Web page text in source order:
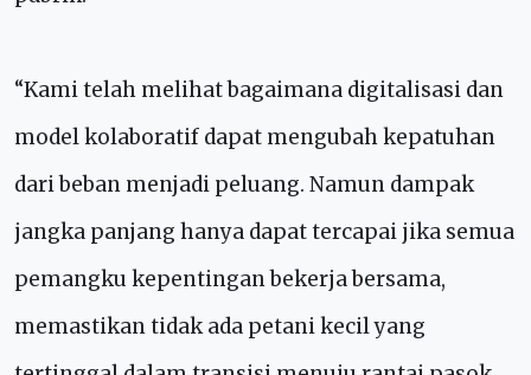
“Kami telah melihat bagaimana digitalisasi dan
model kolaboratif dapat mengubah kepatuhan
dari beban menjadi peluang. Namun dampak
jangka panjang hanya dapat tercapai jika semua
pemangku kepentingan bekerja bersama,
memastikan tidak ada petani kecil yang